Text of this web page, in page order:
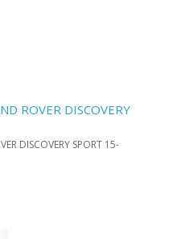
ROVER DISCOVERY
DISCOVERY SPORT 15-